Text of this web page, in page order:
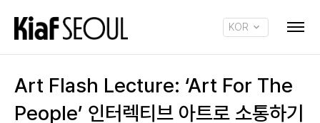
KOR
Art Flash Lecture: ‘Art For The
People’ 인터렉티브 아트로 소통하기